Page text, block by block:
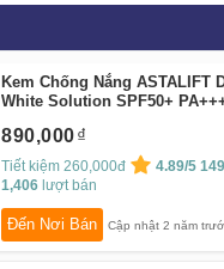
Kem Chống Nắng ASTALIFT
White Solution SPF50+
30ml
By: Astalift
890,000
Tiết kiệm 260,000đ 4.89/5 149
1,406 lượt bán
Đến Nơi Bán Cập nhật 2 năm